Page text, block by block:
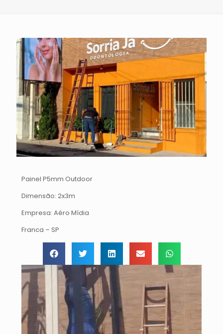
Painel P5mm Outdoor
Dimensão: 2x3m
Empresa: Aéro Mídia
Franca – SP